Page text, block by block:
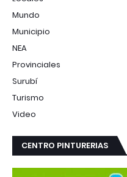
Mundo
Municipio
NEA
Provinciales
Surubí
Turismo
Video
CENTRO PINTURERIAS